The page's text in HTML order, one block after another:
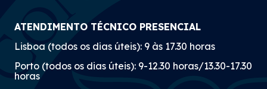
ATENDIMENTO TÉCNICO PRESENCIAL
Lisboa (todos os dias úteis): 9 às 17.30 horas
Porto (todos os dias úteis): 9-12.30 horas/13.30-17.30
horas